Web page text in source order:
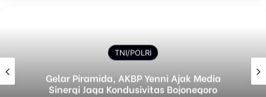
TNI/POLRI
Gelar Piramida, AKBP Yenni Ajak Media
Sinergi Jaga Kondusivitas Bojonegoro